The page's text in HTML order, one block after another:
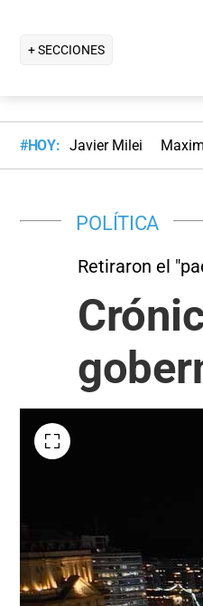
+ SECCIONES
#HOY: Javier Milei
POLÍTICA
Retiraron el